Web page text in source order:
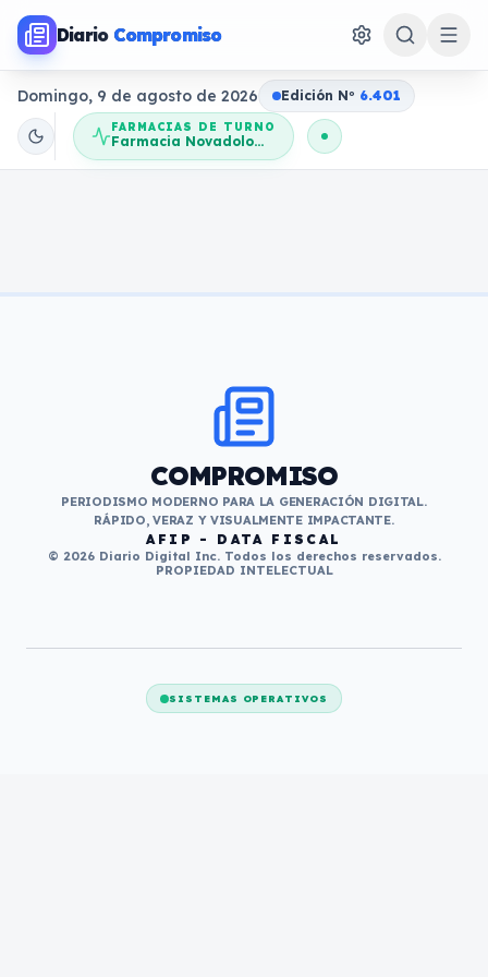
Diario Compromiso
Domingo, 9 de agosto de 2026 Edición No 6.401
FARMACIAS DE TURNO
Farmacia Novadolores
COMPROMISO
PERIODISMO MODERNO PARA LA GENERACIÓN DIGITAL.
RÁPIDO, VERAZ Y VISUALMENTE IMPACTANTE.
AFIP - DATA FISCAL
© 2026 Diario Digital Inc. Todos los derechos reservados.
PROPIEDAD INTELECTUAL
SISTEMAS OPERATIVOS